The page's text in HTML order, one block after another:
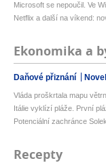
Microsoft se nepoučil. Ve
Netflix a další na víkend:
Ekonomika a
Daňové přiznání
Vláda proškrtala mapu
Itálie vyklízí pláže. První
Potenciální zachránce
Recepty